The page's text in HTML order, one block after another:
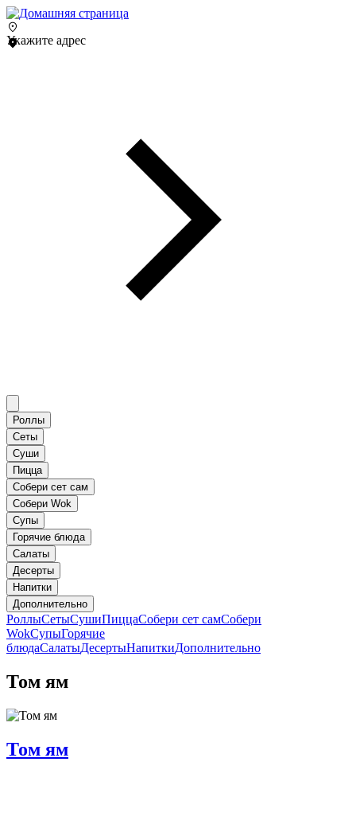
Укажите адрес
Роллы
Сеты
Суши
Пицца
Собери сет сам
Собери Wok
Супы
Горячие блюда
Салаты
Десерты
Напитки
Дополнительно
РоллыСетыСушиПиццаСобери сет самСобери
WokСупыГорячие
блюдаСалатыДесертыНапиткиДополнительно
Том ям
Том ям